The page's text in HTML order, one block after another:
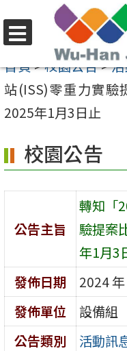
至
要
內
區
選
單
首頁>校園公告>
站(ISS)零重力實驗
2025年1月3日止
校園公告
公告主旨
轉知「
驗提案
年1月3
發佈日期
2024
發佈單位
設備組
公告類別
活動訊